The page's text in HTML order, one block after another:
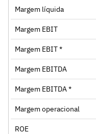
Margem líquida
Margem EBIT
Margem EBIT *
Margem EBITDA
Margem EBITDA *
Margem operacional
ROE